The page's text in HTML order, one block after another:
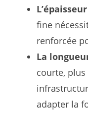
fine
renforcée
La
courte,
adapter la